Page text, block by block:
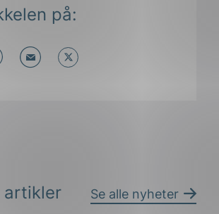
på:
artikler Se alle nyheter